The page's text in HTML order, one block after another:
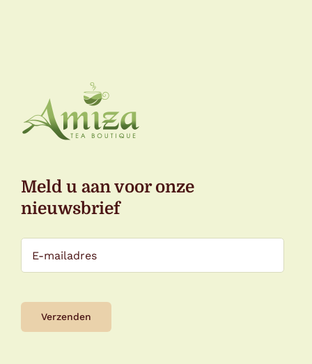
Meld u aan voor onze
nieuwsbrief